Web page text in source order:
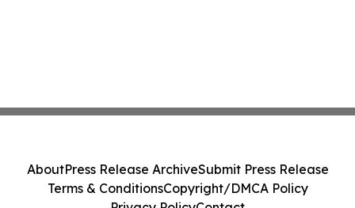
AboutPress Release ArchiveSubmit Press Release
Terms & ConditionsCopyright/DMCA Policy